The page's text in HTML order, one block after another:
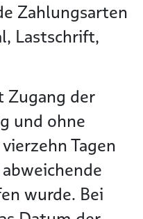
Zahlungsarten
Lastschrift,
Zugang der
und ohne
Tagen
wurde. Bei